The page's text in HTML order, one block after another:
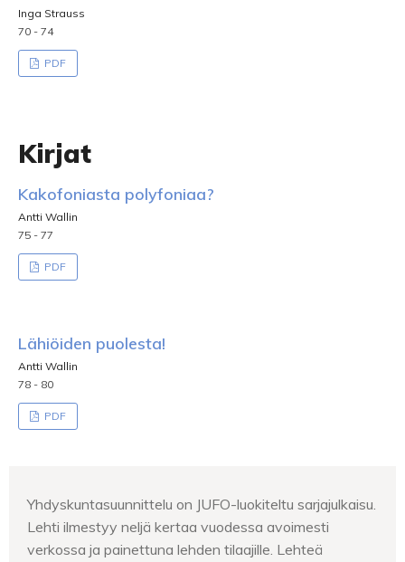
Inga Strauss
70 - 74
PDF
Kirjat
Kakofoniasta polyfoniaa?
Antti Wallin
75 - 77
PDF
Lähiöiden puolesta!
Antti Wallin
78 - 80
PDF
Yhdyskuntasuunnittelu on JUFO-luokiteltu sarjajulkaisu.
Lehti ilmestyy neljä kertaa vuodessa avoimesti
verkossa ja painettuna lehden tilaajille. Lehteä